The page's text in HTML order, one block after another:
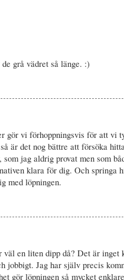
grå vädret så länge. :)
gör vi förhoppningsvis för att vi
är det nog bättre att försöka hitta
jag aldrig provat men som
klara för dig. Och springa
med löpningen.
en liten dipp då? Det är inget
jobbigt. Jag har själv precis
gör löpningen så mycket